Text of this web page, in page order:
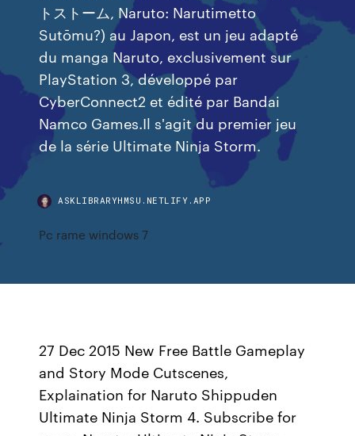
トストーム, Naruto: Narutimetto
Sutōmu?) au Japon, est un jeu adapté
du manga Naruto, exclusivement sur
PlayStation 3, développé par
CyberConnect2 et édité par Bandai
Namco Games.Il s'agit du premier jeu
de la série Ultimate Ninja Storm.
ASKLIBRARYHMSU.NETLIFY.APP
Pc rame windows 7
27 Dec 2015 New Free Battle Gameplay
and Story Mode Cutscenes,
Explaination for Naruto Shippuden
Ultimate Ninja Storm 4. Subscribe for